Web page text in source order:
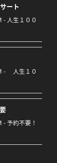
ート
- 人生１００
- 人生１０
予約不要！